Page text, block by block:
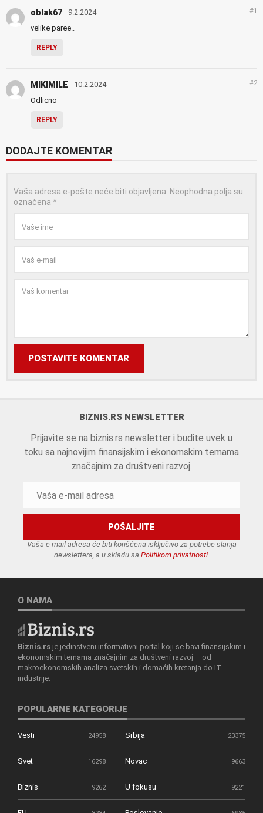
oblak67 9.2.2024 #1
velike paree..
REPLY
MIKIMILE 10.2.2024 #2
Odlicno
REPLY
DODAJTE KOMENTAR
Vaša adresa e-pošte neće biti objavljena. Neophodna polja su
označena *
POSTAVITE KOMENTAR
BIZNIS.RS NEWSLETTER
Prijavite se na biznis.rs newsletter i budite uvek u
toku sa najnovijim finansijskim i ekonomskim temama
značajnim za društveni razvoj.
Vaša e-mail adresa će biti korišćena isključivo za potrebe slanja
newslettera, a u skladu sa Politikom privatnosti.
O NAMA
Biznis.rs je jedinstveni informativni portal koji se bavi finansijskim i
ekonomskim temama značajnim za društveni razvoj – od
makroekonomskih analiza svetskih i domaćih kretanja do IT
industrije.
POPULARNE KATEGORIJE
Vesti 24958 Srbija 23375
Svet 16298 Novac 9663
Biznis 9262 U fokusu 9221